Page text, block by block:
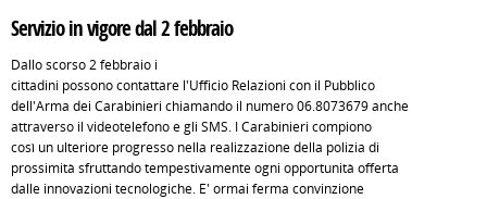
Servizio in vigore dal 2 febbraio
Dallo scorso 2 febbraio i
cittadini possono contattare l'Ufficio Relazioni con il Pubblico
dell'Arma dei Carabinieri chiamando il numero 06.8073679 anche
attraverso il videotelefono e gli SMS. I Carabinieri compiono
così un ulteriore progresso nella realizzazione della polizia di
prossimità sfruttando tempestivamente ogni opportunità offerta
dalle innovazioni tecnologiche. E' ormai ferma convinzione